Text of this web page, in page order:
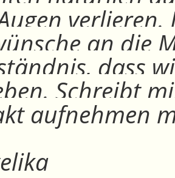
an die
dass
Schreibt
aufnehmen